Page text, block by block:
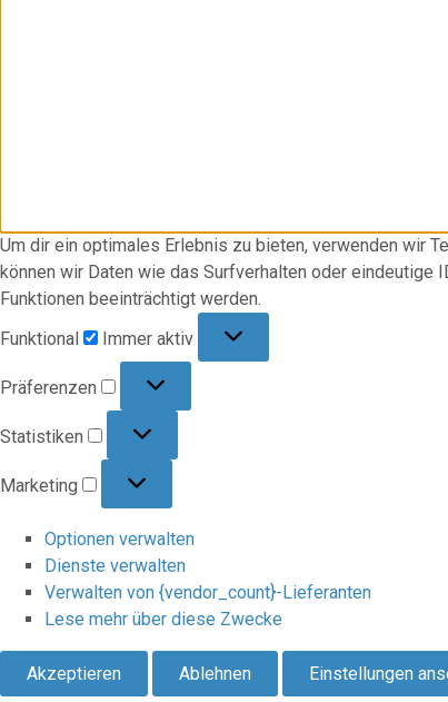
Um dir ein optimales Erlebnis zu bieten, verwenden wir
können wir Daten wie das Surfverhalten oder
Funktionen beeinträchtigt werden.
Funktional
Immer aktiv
Präferenzen
Statistiken
Marketing
Optionen verwalten
Dienste verwalten
Verwalten von {vendor_count}-Lieferanten
Lese mehr über diese Zwecke
Akzeptieren Ablehnen Einstellungen